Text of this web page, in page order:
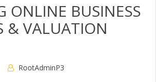
ONLINE BUSINESS
& VALUATION
RootAdminP3